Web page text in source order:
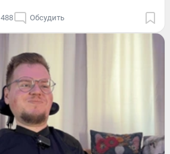
488 Обсудить